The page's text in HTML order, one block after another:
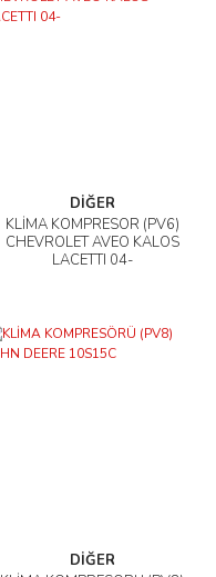
DİĞER
KLİMA KOMPRESÖR (PV6)
CHEVROLET AVEO KALOS
LACETTI 04-
DİĞER